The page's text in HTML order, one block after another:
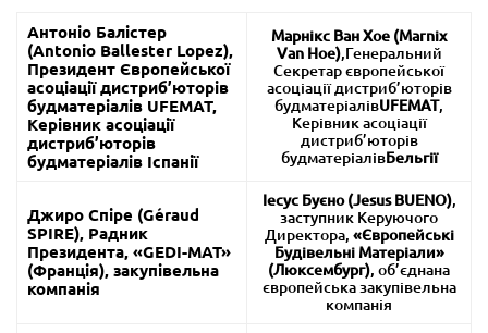
Антоніо Балістер
(Antonio Ballester Lopez),
Президент Європейської
асоціації дистриб’юторів
будматеріалів UFEMAT,
Керівник асоціації
дистриб’юторів
будматеріалів Іспанії
Марнікс Ван Хое (Marnix
Van Hoe),Генеральний
Секретар європейської
асоціації дистриб’юторів
будматеріалівUFEMAT,
Керівник асоціації
дистриб’юторів
будматеріалівБельгії
Джиро Спіре (Géraud
SPIRE), Радник
Президента, «GEDI-MAT»
(Франція), закупівельна
компанія
Іесус Буєно (Jesus BUENO),
заступник Керуючого
Директора, «Європейські
Будівельні Матеріали»
(Люксембург), об’єднана
європейська закупівельна
компанія